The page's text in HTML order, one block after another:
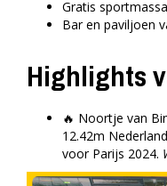
Gratis
Bar en paviljoen
Highlights
🔥 Noortje van
12.42m
voor Parijs 2024.